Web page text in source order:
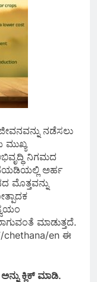
ನಡೆಸಲು
ನಿಗಮದ
ಅರ್ಹ
ಮಾಡುತ್ತದೆ.
chethana/en ಈ
ಕ್ಲಿಕ್ ಮಾಡಿ.